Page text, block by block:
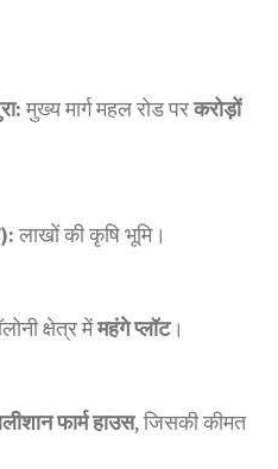
मुख्य मार्ग महल रोड परकरोड़ों
लाखों की कृषि भूमि।
क्षेत्र मेंमहंगे प्लॉट।
फार्म हाउस, जिसकी कीमत